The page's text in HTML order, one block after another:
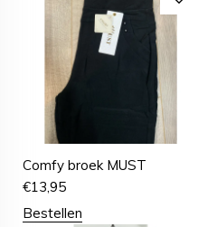
Comfy broek MUST
€13,95
Bestellen